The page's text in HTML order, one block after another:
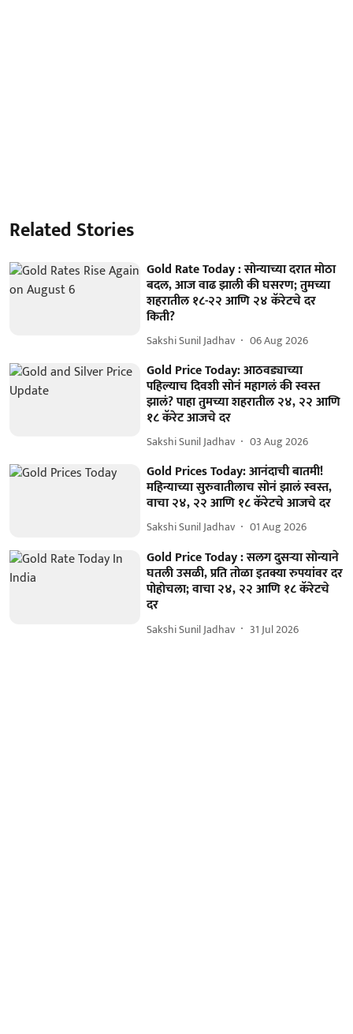
Related Stories
Gold Rate Today : सोन्याच्या दरात मोठा
बदल, आज वाढ झाली की घसरण; तुमच्या
शहरातील १८-२२ आणि २४ कॅरेटचे दर
किती?
Sakshi Sunil Jadhav 06 Aug 2026
Gold Price Today: आठवड्याच्या
पहिल्याच दिवशी सोनं महागलं की स्वस्त
झालं? पाहा तुमच्या शहरातील २४, २२ आणि
१८ कॅरेट आजचे दर
Sakshi Sunil Jadhav 03 Aug 2026
Gold Prices Today: आनंदाची बातमी!
महिन्याच्या सुरुवातीलाच सोनं झालं स्वस्त,
वाचा २४, २२ आणि १८ कॅरेटचे आजचे दर
Sakshi Sunil Jadhav 01 Aug 2026
Gold Price Today : सलग दुसऱ्या सोन्याने
घतली उसळी, प्रति तोळा इतक्या रुपयांवर दर
पोहोचला; वाचा २४, २२ आणि १८ कॅरेटचे
दर
Sakshi Sunil Jadhav 31 Jul 2026